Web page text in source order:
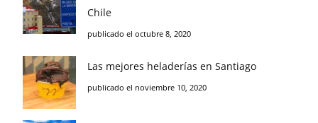
Chile
publicado el octubre 8, 2020
Las mejores heladerías en Santiago
publicado el noviembre 10, 2020